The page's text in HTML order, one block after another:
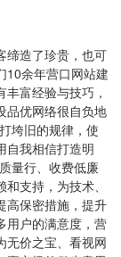
缔造了珍贵，也可
10余年营口网站建
富经验与技巧，
品优网络很自负地
垮旧的规律，使
自我相信打造明
量行、收费低廉
支持，为技术、
高保密措施，提升
用户的满意度，营
无价之宝、看视网